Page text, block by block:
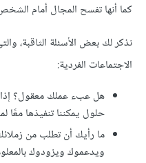
كما أنها تفسح المجال أمام
نذكر لك بعض الأسئلة الثاقبة،
الاجتماعات الفردية:
هل عبء عملك معقول؟ إذا
حلول يمكننا تنفيذها معًا
ما رأيك أن تطلب من
ويدعموك ويزودوك